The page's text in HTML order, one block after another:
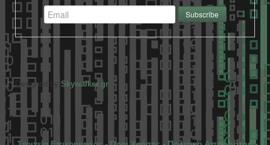
Designed by Skywalker.gr